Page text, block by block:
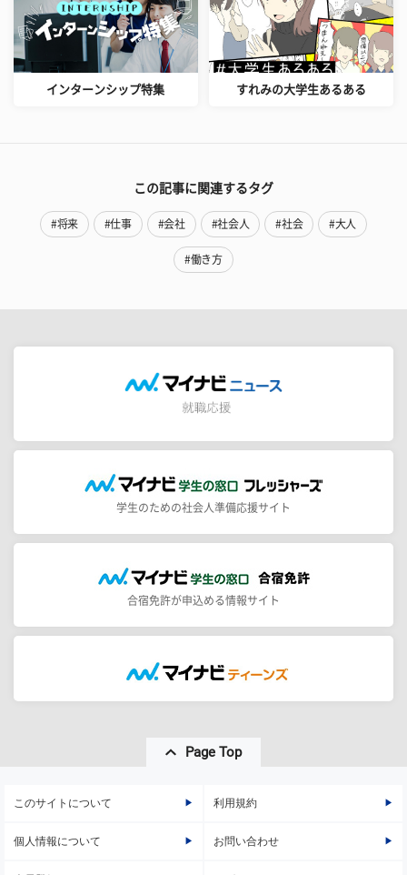
インターンシップ特集 すれみの大学生あるある
この記事に関連するタグ
#将来 #仕事 #会社 #社会人 #社会 #大人
#働き方
学生のための社会人準備応援サイト
合宿免許が申込める情報サイト
Page Top
このサイトについて 利用規約
個人情報について お問い合わせ